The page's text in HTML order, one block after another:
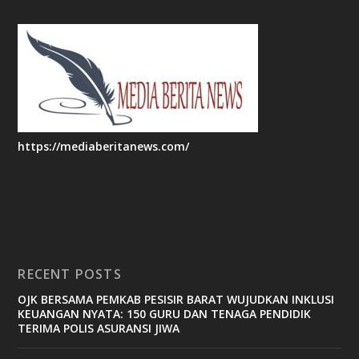
https://mediaberitanews.com/
RECENT POSTS
OJK BERSAMA PEMKAB PESISIR BARAT WUJUDKAN INKLUSI
KEUANGAN NYATA: 150 GURU DAN TENAGA PENDIDIK
TERIMA POLIS ASURANSI JIWA